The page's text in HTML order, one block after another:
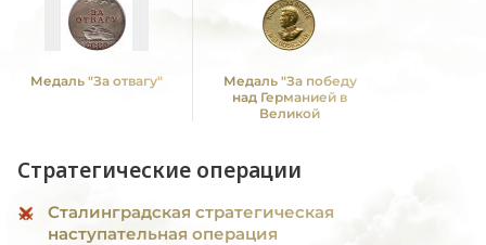
Медаль "За отвагу"
Медаль "За победу
над Германией в
Великой
Стратегические операции
Сталинградская стратегическая
наступательная операция